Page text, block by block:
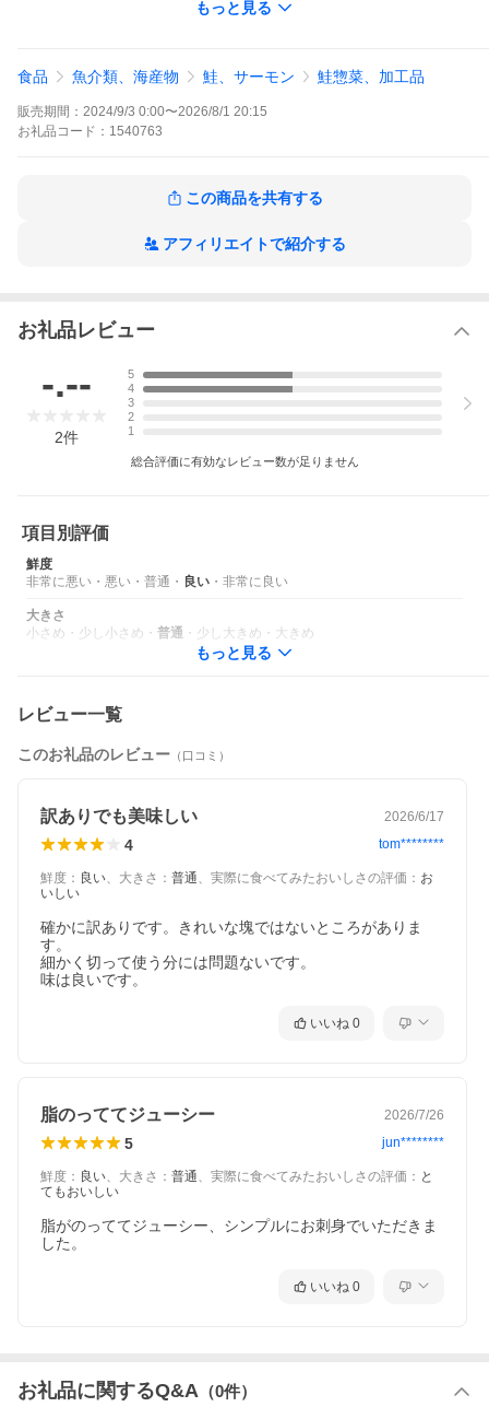
※離島・一部の地域におきましてはお届け時間帯指定を行うこと
『色の薄いもの』や、お魚特有の『血のシミ』『黒っぽい色素の
商品と変わりなくお召し上がりいただけます。
【キングを超えたエンペラーサーモン!】
自然に近い環境で育てられたアトランティックサーモン。
ということから「エンペラーサーモン」とネーミングされまし
り健康的に成長する為に、
過密養殖を避け、より自然に近い環境で、特別な餌を与え、育て
栄養価の高いエサにより濃厚な味と良質な脂、深みのある味わい
が特徴です。
その中から、大型の魚をよりすぐり、生食用に加工しました。
独自の調味工程で、軽めに味付け、余分な水分を除去致しまし
《お召し上がり方》
お刺身はもちろんですが、カルパッチョやソテーでも美味しく頂
けます。
厚めにカットし、強火で表面にカリッと焦げ目をつけたレアステ
ーキもおススメです。
きれいにカットするには、半解凍の状態が最適です。
※小骨を取り除いておりますが、まれに小骨が残っている場合が
ございますので、ご注意願います。
本当にありがたい高評価も多数いただいておりますが、「魚臭い
(生臭い)、口に合わない!」とのお声をいただくことも(涙)。
「より濃厚な旨味をお届けしたい」という思いから、独自の調味
に軽乾燥工程を施し、お刺身サーモンとスモークサーモンの良さ
特有の香り等が気になります場合は、サラダやカルパッチョ等を
■お礼品の内容について
・エンペラーサーモン[900g]
原産地:ノルウェー/加工地:北海道白糠町
賞味期限:製造日から冷凍で1年間
■原材料・成分
アトランティックサーモン(ノルウェー産、養殖)、水飴、食塩、醸
素のシミ』等の訳あり品です。お刺身でも焼きでも、通常の商品
と変わりなくお召し上がりいただけます。
※小骨を取り除いておりますが、まれに小骨が残っている場合が
※パッケージが変更になる場合がございます。
※部位はご指定いただけません。予めご了承ください。
地場産品類型
当該地方団体の区域内において返礼品等の製造、加工その他の工
小骨を取り除いて小ブロックにカットした。
もっと見る
食品 魚介類、海産物 鮭、サーモン 鮭惣菜、加工品
販売期間： 2024/9/3 0:00〜2026/8/1 20:15
お礼品 コード： 1540763
この商品を共有する
アフィリエイトで紹介する
お礼品レビュー
-.--
2件
5
4
3
2
1
総合評価に有効なレビュー数が足りません
項目別評価
鮮度
非常に悪い ・ 悪い ・ 普通 ・ 良い ・ 非常に良い
大きさ
小さめ ・ 少し小さめ ・ 普通 ・ 少し大きめ ・ 大きめ
もっと見る
レビュー一覧
このお礼品のレビュー （口コミ）
訳ありでも美味しい 2026/6/17
4 tom********
鮮度 ： 良い、 大きさ ： 普通、 実際に食べてみたおいしさの評価 ： お
いしい
確かに訳ありです。きれいな塊ではないところがありま
す。
細かく切って使う分には問題ないです。
味は良いです。
いいね 0
脂のっててジューシー 2026/7/26
5 jun********
鮮度 ： 良い、 大きさ ： 普通、 実際に食べてみたおいしさの評価 ： と
てもおいしい
脂がのっててジューシー、シンプルにお刺身でいただきま
した。
いいね 0
お礼品に関するQ&A （0件）